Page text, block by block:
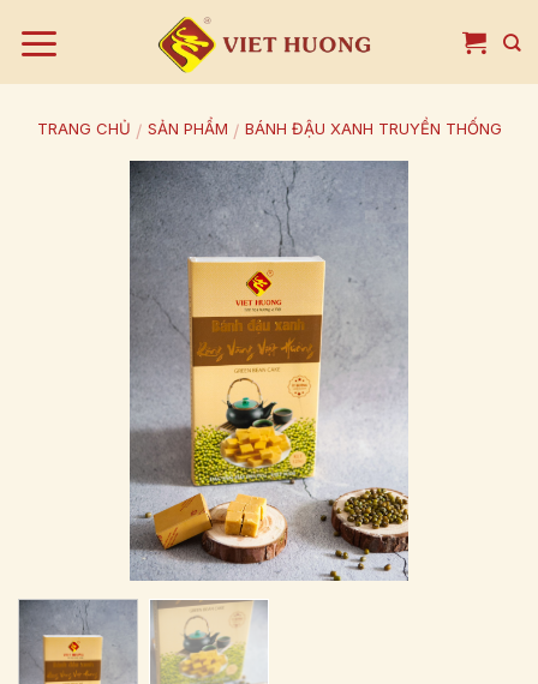
qua
TRANG CHỦ / SẢN PHẨM / BÁNH ĐẬU XANH TRUYỀN THỐNG